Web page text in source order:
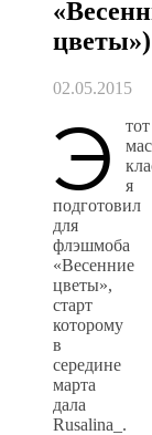
цветы»)
02.05.2015
Э
тот
я
подготовил
для
флэшмоба
«Весенние
цветы»,
старт
которому
в
середине
марта
дала
Rusalina_.